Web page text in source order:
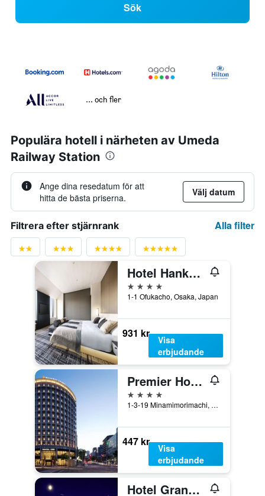
Sök
... och fler
Populära hotell i närheten av Umeda
Railway Station
Ange dina resedatum för att
hitta de bästa priserna.
Välj datum
Filtrera efter stjärnrank Alla filter
Hotel Hankyu Respire Osaka
4 stjärnor
1-1 Ofukacho, Osaka, Japan
931 kr
Visa
erbjudande
Premier Hotel Cabin President Osaka
4 stjärnor
1-3-19 Minamimorimachi, Kita-ku, Osaka, Japan
447 kr
Visa
erbjudande
Hotel Granvia Osaka